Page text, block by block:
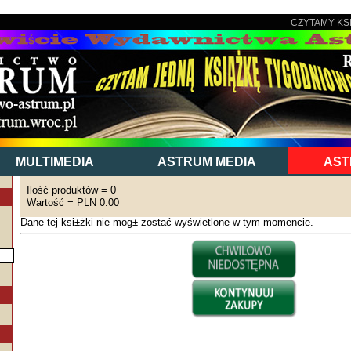
CZYTAMY
MULTIMEDIA ASTRUM MEDIA
Ilość produktów = 0
Wartość = PLN 0.00
Dane tej ksi±żki nie mog± zostać wyświetlone w tym momencie.